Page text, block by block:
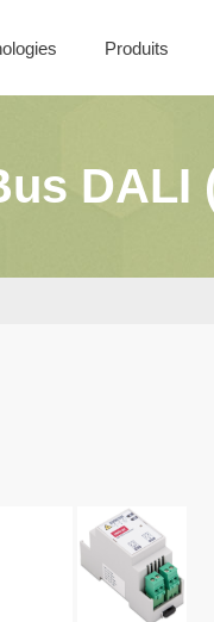
Filaires
Batiment
Produits
DALI